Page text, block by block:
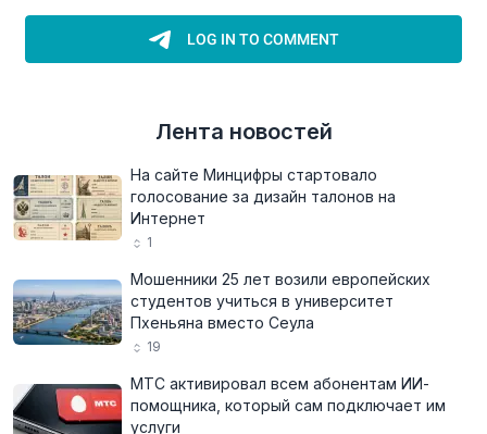
Лента новостей
На сайте Минцифры стартовало
голосование за дизайн талонов на
Интернет
1
Мошенники 25 лет возили европейских
студентов учиться в университет
Пхеньяна вместо Сеула
19
МТС активировал всем абонентам ИИ-
помощника, который сам подключает им
услуги